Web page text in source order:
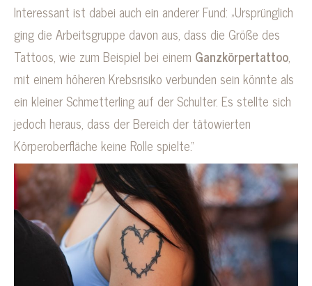
Interessant ist dabei auch ein anderer Fund: „Ursprünglich
ging die Arbeitsgruppe davon aus, dass die Größe des
Tattoos, wie zum Beispiel bei einem Ganzkörpertattoo,
mit einem höheren Krebsrisiko verbunden sein könnte als
ein kleiner Schmetterling auf der Schulter. Es stellte sich
jedoch heraus, dass der Bereich der tätowierten
Körperoberfläche keine Rolle spielte.“